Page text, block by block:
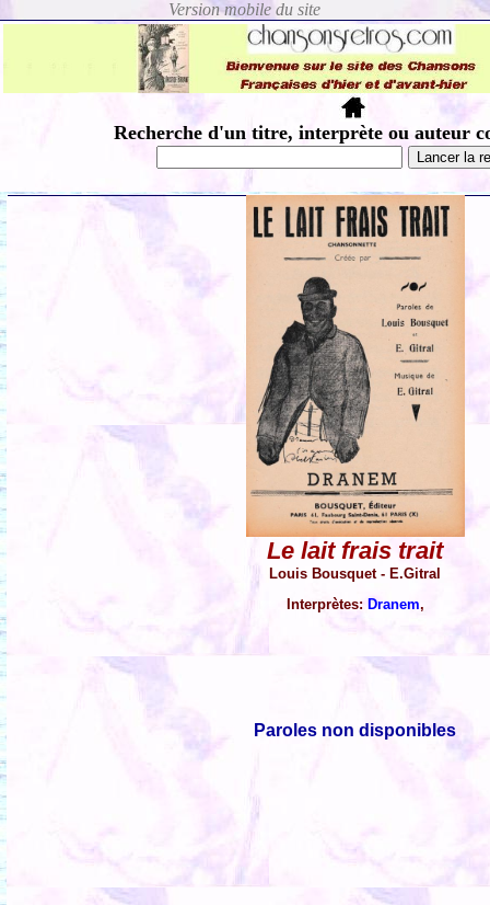
Recherche d'un titre, interprète ou auteur
Le lait frais trait
Louis Bousquet - E.Gitral
Interprètes: Dranem,
Paroles non disponibles